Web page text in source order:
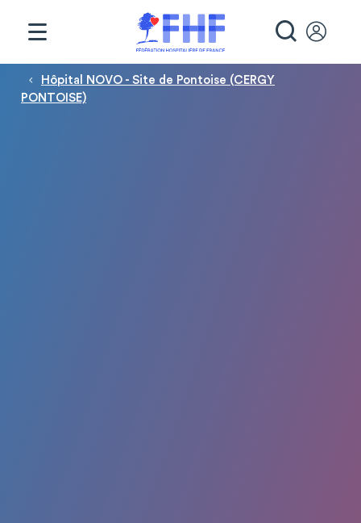
Fil d'Ariane
Hôpital NOVO - Site de Pontoise (CERGY
PONTOISE)
Panneau de gestion des cookies